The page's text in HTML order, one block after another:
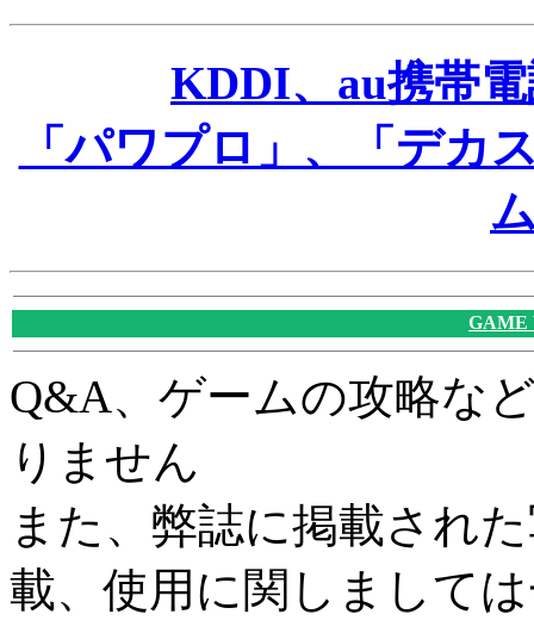
KDDI、au携帯
「パワプロ」、「デカ
GAME
Q&A、ゲームの攻略な
りません
また、弊誌に掲載され
載、使用に関しまして